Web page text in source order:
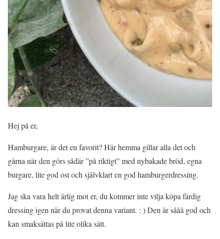
Hej på er,
Hamburgare, är det en favorit? Här hemma gillar alla det och
gärna när den görs sådär ”på riktigt” med nybakade bröd, egna
burgare, lite god ost och självklart en god hamburgerdressing.
Jag ska vara helt ärlig mot er, du kommer inte vilja köpa färdig
dressing igen när du provat denna variant. : ) Den är sååå god och
kan smaksättas på lite olika sätt.